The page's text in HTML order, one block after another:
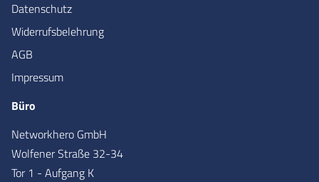
Datenschutz
Widerrufsbelehrung
AGB
Impressum
Büro
Networkhero GmbH
Wolfener Straße 32-34
Tor 1 - Aufgang K